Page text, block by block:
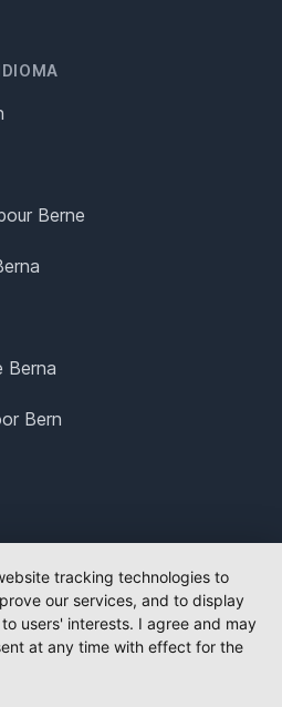
Berne
Berna
Bern
tracking technologies to
our services, and to display
users' interests. I agree and may
at any time with effect for the